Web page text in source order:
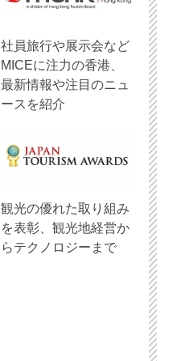
社員旅行や展示会など
MICEに注力の香港、
最新情報や注目のニュ
ースを紹介
観光の優れた取り組み
を表彰、観光地経営か
らテクノロジーまで